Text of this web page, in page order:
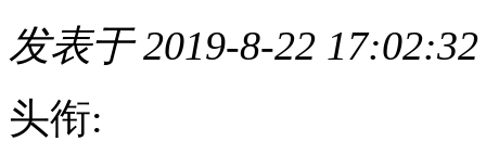
发表于 2019-8-22 17:02:32
头衔: